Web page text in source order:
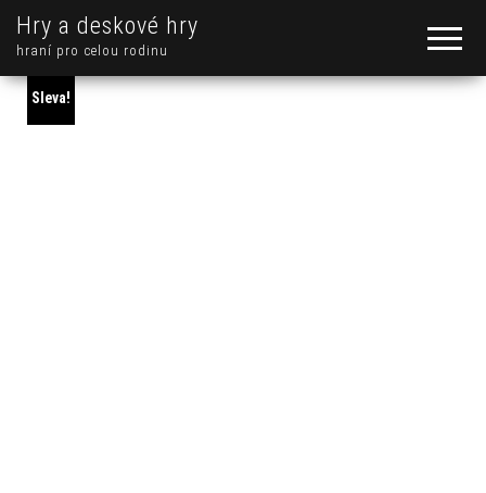
Hry a deskové hry
hraní pro celou rodinu
Sleva!